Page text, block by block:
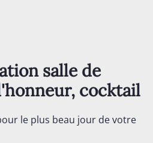
salle de
cocktail
le plus beau jour de votre